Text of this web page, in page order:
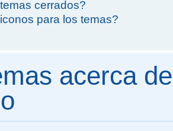
cerrados?
para los temas?
acerca